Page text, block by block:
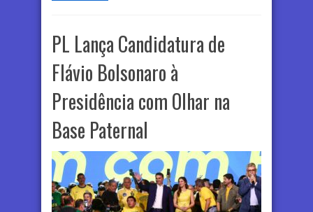
PL Lança Candidatura de
Flávio Bolsonaro à
Presidência com Olhar na
Base Paternal